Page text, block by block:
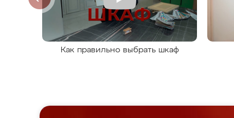
Как правильно выбрать шкаф